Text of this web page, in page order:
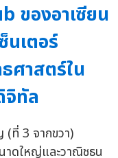
ของอาเซียน
นเตอร์
ศาสตร์ใน
จิทัล
(ที่ 3 จากขวา)
าดใหญ่และวาณิชธน